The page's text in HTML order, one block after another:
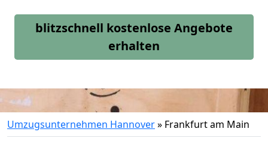
blitzschnell kostenlose Angebote
erhalten
Umzugsunternehmen Hannover» Frankfurt am Main